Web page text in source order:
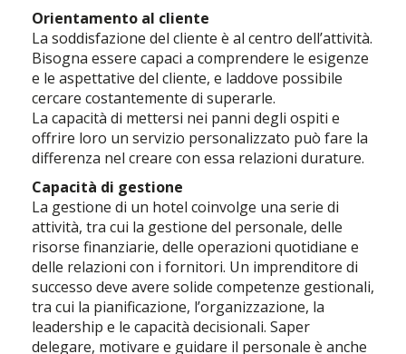
Orientamento al cliente
La soddisfazione del cliente è al centro dell’attività.
Bisogna essere capaci a comprendere le esigenze
e le aspettative del cliente, e laddove possibile
cercare costantemente di superarle.
La capacità di mettersi nei panni degli ospiti e
offrire loro un servizio personalizzato può fare la
differenza nel creare con essa relazioni durature.
Capacità di gestione
La gestione di un hotel coinvolge una serie di
attività, tra cui la gestione del personale, delle
risorse finanziarie, delle operazioni quotidiane e
delle relazioni con i fornitori. Un imprenditore di
successo deve avere solide competenze gestionali,
tra cui la pianificazione, l’organizzazione, la
leadership e le capacità decisionali. Saper
delegare, motivare e guidare il personale è anche